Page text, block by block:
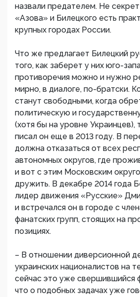
назвали предателем. Не
«Азова» и Билецкого есть
крупных городах России.
Что же предлагает Билецкий
того, как заберет у них юго-
противоречия можно и нужно
мирно, в диалоге, по-братски.
станут свободными, когда
политическую и
(хотя бы на уровне Украинцев),
писал он еще в 2013 году. В
должна отказаться от всех
автономных округов, где
и вот с этим Московским
дружить. В декабре 2014 года
лидер движения «Русские»
и встречался он в городе с
фанатских групп, стоящих на
позициях.
– В отношении диверсионной
украинских националистов на
сейчас это уже свершившийся
что о подобных задачах уже